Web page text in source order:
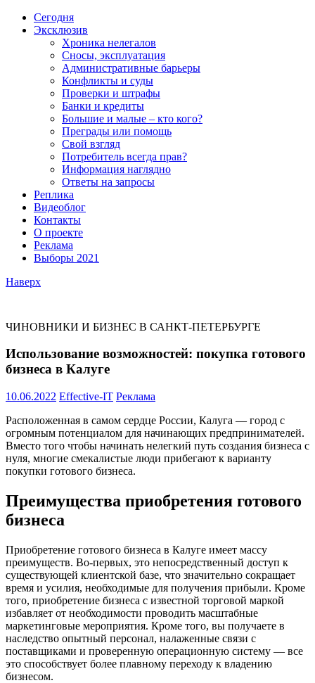
Сегодня
Эксклюзив
Хроника нелегалов
Сносы, эксплуатация
Административные барьеры
Конфликты и суды
Проверки и штрафы
Банки и кредиты
Большие и малые – кто кого?
Преграды или помощь
Свой взгляд
Потребитель всегда прав?
Информация наглядно
Ответы на запросы
Реплика
Видеоблог
Контакты
О проекте
Реклама
Выборы 2021
Наверх
ЧИНОВНИКИ И БИЗНЕС В САНКТ-ПЕТЕРБУРГЕ
Использование возможностей: покупка готового
бизнеса в Калуге
10.06.2022 Effective-IT Реклама
Расположенная в самом сердце России, Калуга — город с
огромным потенциалом для начинающих предпринимателей.
Вместо того чтобы начинать нелегкий путь создания бизнеса с
нуля, многие смекалистые люди прибегают к варианту
покупки готового бизнеса.
Преимущества приобретения готового
бизнеса
Приобретение готового бизнеса в Калуге имеет массу
преимуществ. Во-первых, это непосредственный доступ к
существующей клиентской базе, что значительно сокращает
время и усилия, необходимые для получения прибыли. Кроме
того, приобретение бизнеса с известной торговой маркой
избавляет от необходимости проводить масштабные
маркетинговые мероприятия. Кроме того, вы получаете в
наследство опытный персонал, налаженные связи с
поставщиками и проверенную операционную систему — все
это способствует более плавному переходу к владению
бизнесом.